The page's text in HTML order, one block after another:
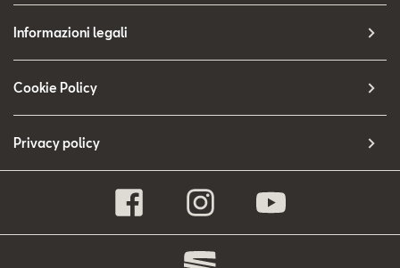
Informazioni legali
Cookie Policy
Privacy policy